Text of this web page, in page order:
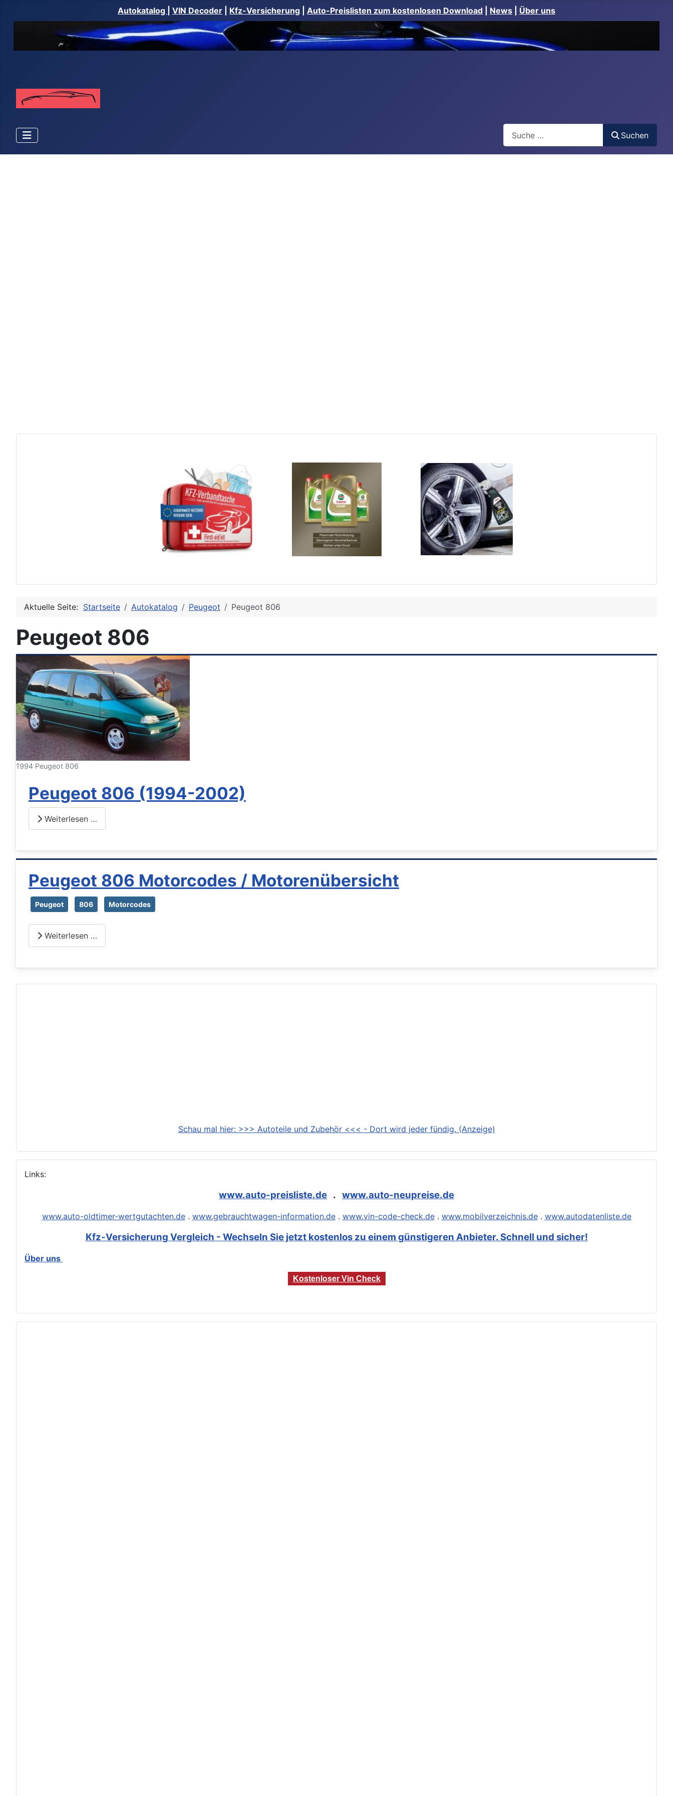
Autokatalog VIN Decoder Kfz-Versicherung Auto-Preislisten zum kostenlosen Download News Über uns
Suchen
Suchen
Aktuelle Seite: Startseite Autokatalog Peugeot Peugeot 806
Peugeot 806
1994 Peugeot 806
Peugeot 806 (1994-2002)
Weiterlesen …
Peugeot 806 Motorcodes / Motorenübersicht
Peugeot 806 Motorcodes
Weiterlesen …
Schau mal hier: >>> Autoteile und Zubehör <<< - Dort wird jeder fündig. (Anzeige)
Links:
www.auto-preisliste.de . www.auto-neupreise.de
www.auto-oldtimer-wertgutachten.de. www.gebrauchtwagen-information.de. www.vin-code-check.de. www.mobilverzeichnis.de. www.autodatenliste.de
Kfz-Versicherung Vergleich - Wechseln Sie jetzt kostenlos zu einem günstigeren Anbieter. Schnell und sicher!
Über uns
Kostenloser Vin Check